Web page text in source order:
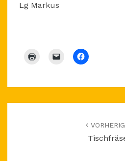
Lg Markus